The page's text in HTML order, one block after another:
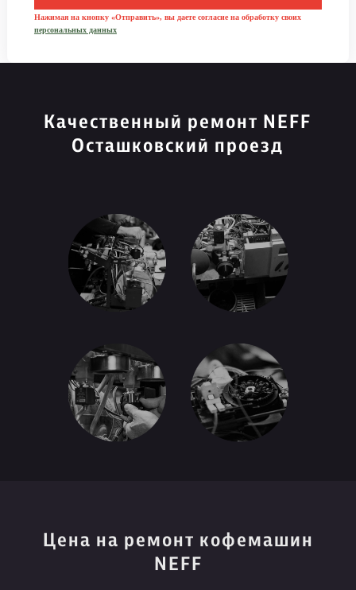
Нажимая на кнопку «Отправить», вы даете согласие на обработку своих
персональных данных
Качественный ремонт NEFF
Осташковский проезд
Цена на ремонт кофемашин
NEFF